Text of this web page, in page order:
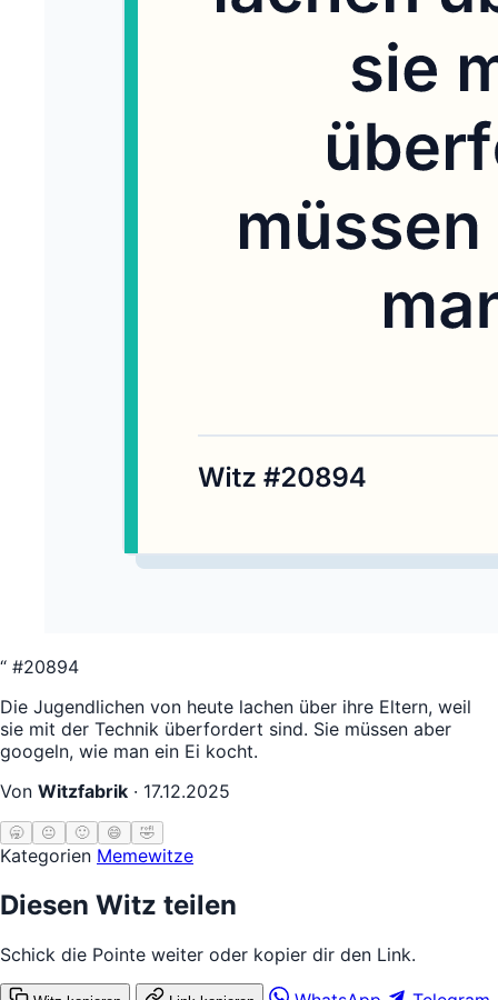
“ #20894
Die Jugendlichen von heute lachen über ihre Eltern, weil
sie mit der Technik überfordert sind. Sie müssen aber
googeln, wie man ein Ei kocht.
Von Witzfabrik · 17.12.2025
🥱 😐 🙂 😄 🤣
Kategorien Memewitze
Diesen Witz teilen
Schick die Pointe weiter oder kopier dir den Link.